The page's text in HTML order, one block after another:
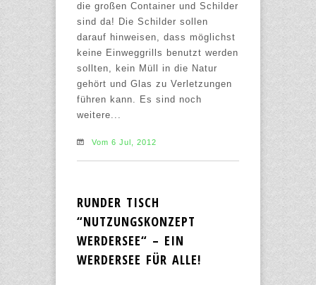
die großen Container und Schilder
sind da! Die Schilder sollen
darauf hinweisen, dass möglichst
keine Einweggrills benutzt werden
sollten, kein Müll in die Natur
gehört und Glas zu Verletzungen
führen kann. Es sind noch
weitere...
Vom 6 Jul, 2012
RUNDER TISCH
“NUTZUNGSKONZEPT
WERDERSEE“ – EIN
WERDERSEE FÜR ALLE!